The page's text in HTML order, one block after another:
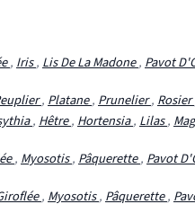
, Iris, Lis De La Madone, Pavot
, Platane, Prunelier, Rosier
, Hêtre, Hortensia, Lilas,
, Myosotis, Pâquerette, Pavot
, Myosotis, Pâquerette,